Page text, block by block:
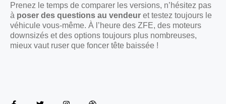
Prenez le temps de comparer les versions, n’hésitez pas
à poser des questions au vendeur et testez toujours le
véhicule vous-même. À l’heure des ZFE, des moteurs
downsizés et des options toujours plus nombreuses,
mieux vaut ruser que foncer tête baissée !